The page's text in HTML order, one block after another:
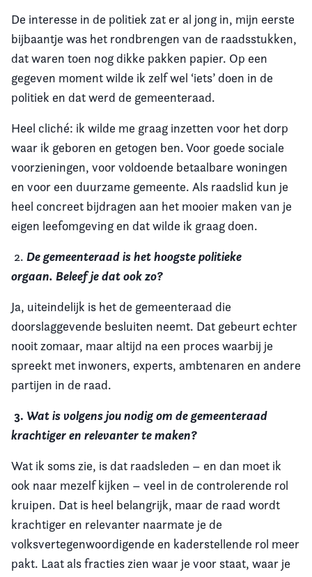
De interesse in de politiek zat er al jong in, mijn eerste
bijbaantje was het rondbrengen van de raadsstukken,
dat waren toen nog dikke pakken papier. Op een
gegeven moment wilde ik zelf wel ‘iets’ doen in de
politiek en dat werd de gemeenteraad.
Heel cliché: ik wilde me graag inzetten voor het dorp
waar ik geboren en getogen ben. Voor goede sociale
voorzieningen, voor voldoende betaalbare woningen
en voor een duurzame gemeente. Als raadslid kun je
heel concreet bijdragen aan het mooier maken van je
eigen leefomgeving en dat wilde ik graag doen.
2. De gemeenteraad is het hoogste politieke
orgaan. Beleef je dat ook zo?
Ja, uiteindelijk is het de gemeenteraad die
doorslaggevende besluiten neemt. Dat gebeurt echter
nooit zomaar, maar altijd na een proces waarbij je
spreekt met inwoners, experts, ambtenaren en andere
partijen in de raad.
3. Wat is volgens jou nodig om de gemeenteraad
krachtiger en relevanter te maken?
Wat ik soms zie, is dat raadsleden – en dan moet ik
ook naar mezelf kijken – veel in de controlerende rol
kruipen. Dat is heel belangrijk, maar de raad wordt
krachtiger en relevanter naarmate je de
volksvertegenwoordigende en kaderstellende rol meer
pakt. Laat als fracties zien waar je voor staat, waar je